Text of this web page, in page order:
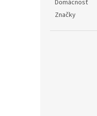
Domácnosť
Značky